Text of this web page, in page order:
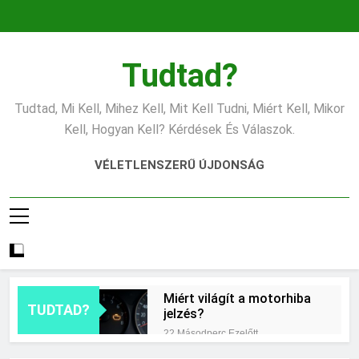
Tudtad?
Tudtad, Mi Kell, Mihez Kell, Mit Kell Tudni, Miért Kell, Mikor
Kell, Hogyan Kell? Kérdések És Válaszok.
VÉLETLENSZERŰ ÚJDONSÁG
TUDTAD?
Miért világít a motorhiba
jelzés?
22 Másodperc Ezelőtt